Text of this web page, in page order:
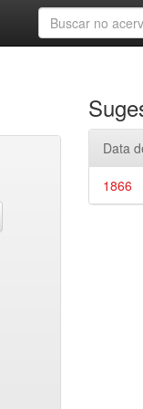
Data
1866